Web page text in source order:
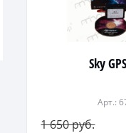
Sky
Арт.:
1 650 руб.